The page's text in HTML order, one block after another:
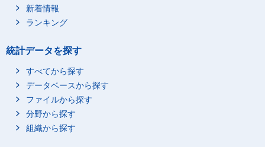
新着情報
ランキング
統計データを探す
すべてから探す
データベースから探す
ファイルから探す
分野から探す
組織から探す